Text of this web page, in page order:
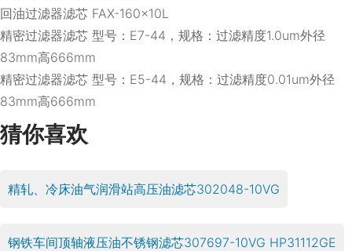
回油过滤器滤芯 FAX-160×10L
精密过滤器滤芯 型号：E7-44，规格：过滤精度1.0um外径
83mm高666mm
精密过滤器滤芯 型号：E5-44，规格：过滤精度0.01um外径
83mm高666mm
猜你喜欢
精轧、冷床油气润滑站高压油滤芯302048-10VG
钢铁车间顶轴液压油不锈钢滤芯307697-10VG HP31112GE